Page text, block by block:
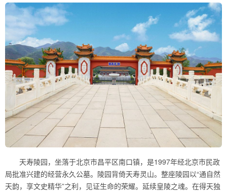
天寿陵园，坐落于北京市昌平区南口镇，是1997年经北京市民政
局批准兴建的经营永久公墓。陵园背倚天寿灵山。整座陵园以“通自然
天韵，享文史精华”之利，见证生命的荣耀。延续皇陵之魂。在得天独